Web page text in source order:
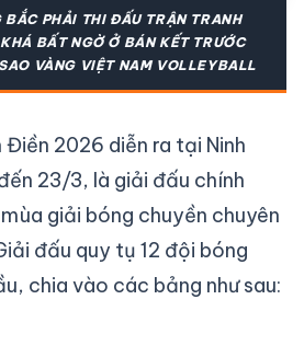
BẮC PHẢI THI ĐẤU TRẬN TRANH
BẤT NGỜ Ở BÁN KẾT TRƯỚC
VÀNG VIỆT NAM VOLLEYBALL
Điền 2026 diễn ra tại Ninh
23/3, là giải đấu chính
giải bóng chuyền chuyên
đấu quy tụ 12 đội bóng
chia vào các bảng như sau: